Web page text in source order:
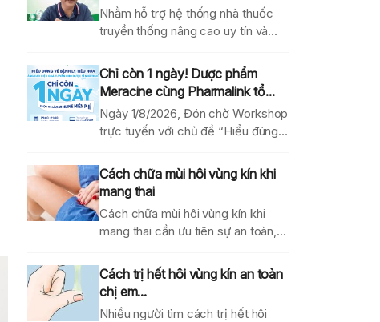
Nhằm hỗ trợ hệ thống nhà thuốc
truyền thống nâng cao uy tín và
Chỉ còn 1 ngày! Dược phẩm
Meracine cùng Pharmalink tổ...
Ngày 1/8/2026, Đón chờ Workshop
trực tuyến với chủ đề “Hiểu đúng
Cách chữa mùi hôi vùng kín khi
mang thai
Cách chữa mùi hôi vùng kín khi
mang thai cần ưu tiên sự an toàn,...
Cách trị hết hôi vùng kín an toàn
chị em...
Nhiều người tìm cách trị hết hôi